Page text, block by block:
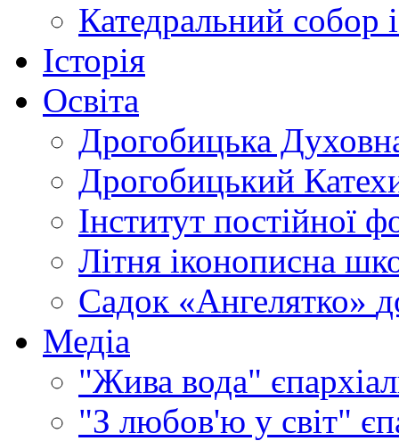
Катедральний собор
Історія
Освіта
Дрогобицька
Дрогобицький
Інститут постійної
Літня іконописна
Садок «Ангелятко»
Медіа
"Жива вода"
"З любов'ю у світ"